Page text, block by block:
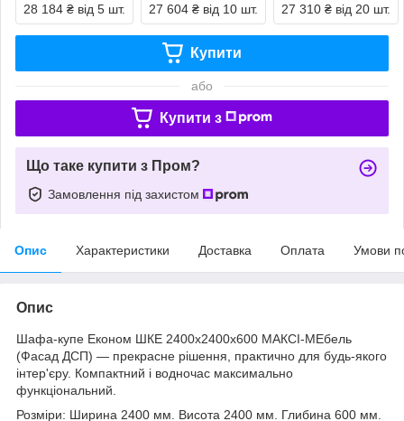
28 184 ₴ від 5 шт. 27 604 ₴ від 10 шт. 27 310 ₴ від 20 шт.
Купити
або
Купити з
Що таке купити з Пром?
Замовлення під захистом
Опис Характеристики Доставка Оплата Умови
Опис
Шафа-купе Економ ШКЕ 2400х2400х600 МАКСІ-МЕбель
(Фасад ДСП) — прекрасне рішення, практично для будь-якого
інтер'єру. Компактний і водночас максимально
функціональний.
Розміри: Ширина 2400 мм. Висота 2400 мм. Глибина 600 мм.